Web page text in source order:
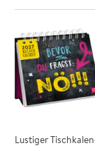
Lustiger